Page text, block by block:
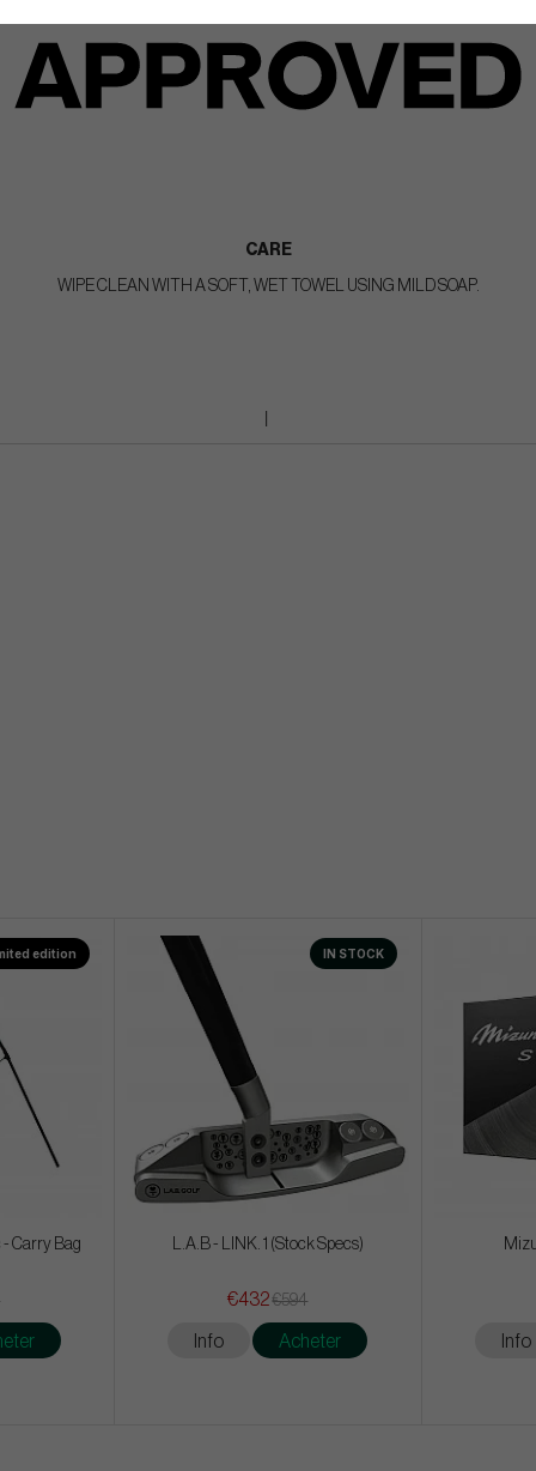
CARE
WIPE CLEAN WITH A SOFT, WET TOWEL USING MILD SOAP.
edition
Carry Bag
IN STOCK
L.A.B - LINK. 1 (Stock Specs)
€432 €594
Info Acheter Info